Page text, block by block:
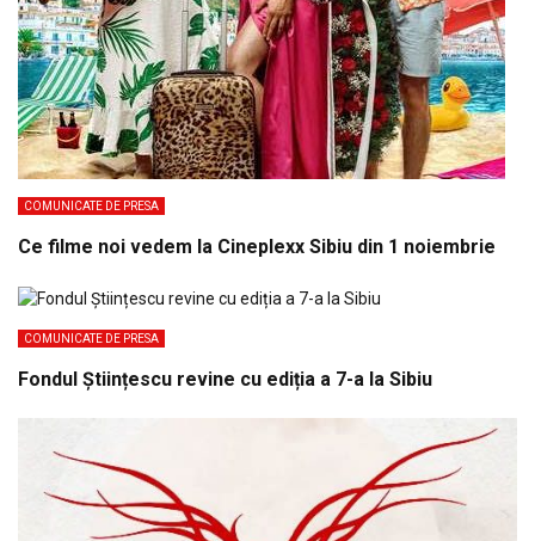
COMUNICATE DE PRESA
Ce filme noi vedem la Cineplexx Sibiu din 1 noiembrie
COMUNICATE DE PRESA
Fondul Științescu revine cu ediția a 7-a la Sibiu